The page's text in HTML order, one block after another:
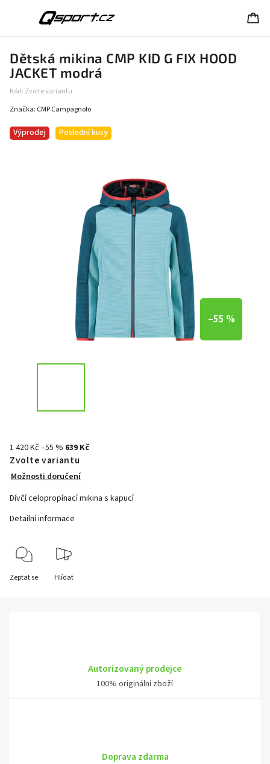
Dětská mikina CMP KID G FIX HOOD
JACKET modrá
Kód: Zvolte variantu
Výprodej Poslední kusy
Značka: CMP Campagnolo
–55 %
1 420 Kč–55 % 639 Kč
Zvolte variantu
Možnosti doručení
Dívčí celopropínací mikina s kapucí
Detailní informace
Zeptat se Hlídat
Autorizovaný prodejce
100% originální zboží
Doprava zdarma